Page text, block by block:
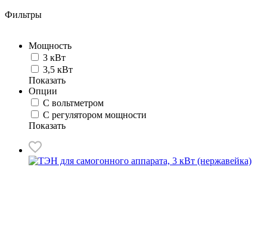
Фильтры
Мощность
3 кВт
3,5 кВт
Показать
Опции
С вольтметром
С регулятором мощности
Показать